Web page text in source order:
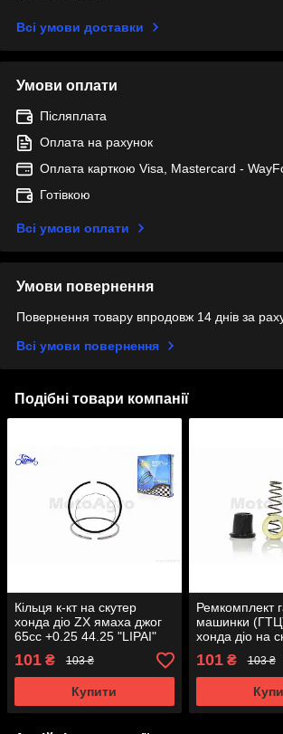
Всі умови доставки
Умови оплати
Післяплата
Оплата на рахунок
Оплата карткою Visa, Mastercard -
Готівкою
Всі умови оплати
Умови повернення
Повернення товару впродовж 14 днів за
Всі умови повернення
Подібні товари компанії
Кільця к-кт на скутер
хонда діо ZX ямаха джог
65cc +0.25 44.25 "LIPAI"
AT-8970
101 ₴ 103 ₴
Купити
Ремкомплект
машинки
хонда діо на
такт на
зі шнеком
101₴ 103 ₴